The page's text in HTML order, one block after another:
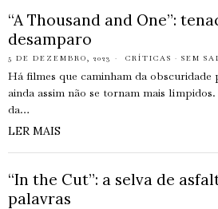
“A Thousand and One”:
desamparo
5 DE DEZEMBRO, 2023 CRÍTICAS · SEM
Há filmes que caminham da obscuridade
ainda assim não se tornam mais
da…
LER MAIS
“In the Cut”: a selva de
palavras